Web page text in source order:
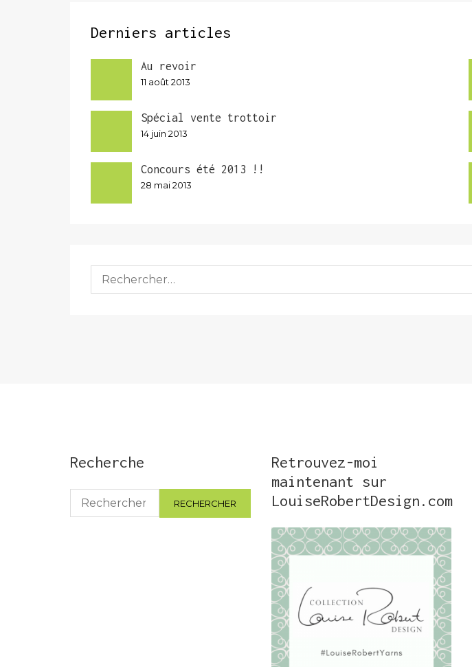
Derniers articles
Au revoir
11 août 2013
Spécial vente trottoir
14 juin 2013
Concours été 2013 !!
28 mai 2013
Rechercher :
Recherche
Rechercher :
Retrouvez-moi
maintenant sur
LouiseRobertDesign.com